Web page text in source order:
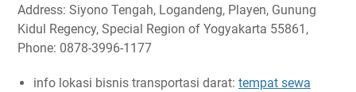
Address: Siyono Tengah, Logandeng, Playen, Gunung
Kidul Regency, Special Region of Yogyakarta 55861,
Phone: 0878-3996-1177
info lokasi bisnis transportasi darat: tempat sewa